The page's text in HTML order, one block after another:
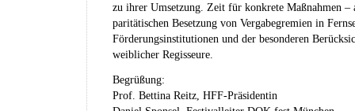
zu ihrer Umsetzung. Zeit für konkrete Maßnahmen –
paritätischen Besetzung von Vergabegremien in
Förderungsinstitutionen und der besonderen
weiblicher Regisseure.
Begrüßung:
Prof. Bettina Reitz, HFF-Präsidentin